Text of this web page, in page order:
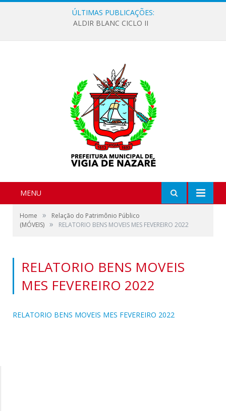
ÚLTIMAS PUBLICAÇÕES:
ALDIR BLANC CICLO II
MENU
Home »
Relação do Patrimônio Público
(MÓVEIS) » RELATORIO BENS MOVEIS MES FEVEREIRO 2022
RELATORIO BENS MOVEIS
MES FEVEREIRO 2022
RELATORIO BENS MOVEIS MES FEVEREIRO 2022